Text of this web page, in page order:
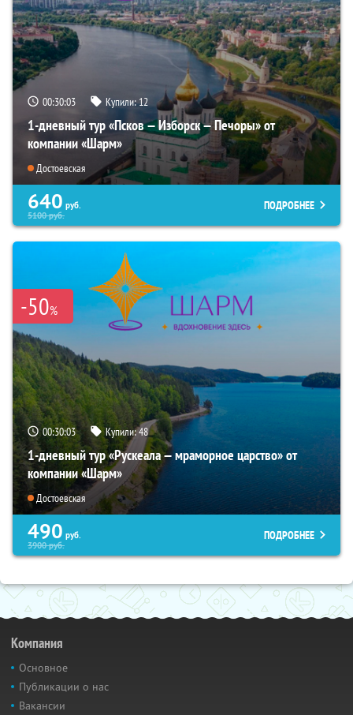
00:30:02 Купили:12
1-дневный тур «Псков — Изборск — Печоры» от
компании «Шарм»
Достоевская
640 руб.
5100руб.
ПОДРОБНЕЕ
-50%
00:30:02 Купили:48
1-дневный тур «Рускеала — мраморное царство» от
компании «Шарм»
Достоевская
490 руб.
3900руб.
ПОДРОБНЕЕ
Компания
Основное
Публикации о нас
Вакансии